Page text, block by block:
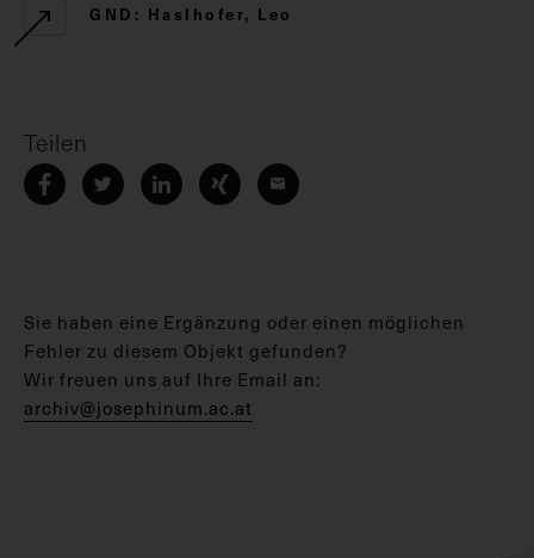
GND: Haslhofer, Leo
Teilen
Sie haben eine Ergänzung oder einen möglichen
Fehler zu diesem Objekt gefunden?
Wir freuen uns auf Ihre Email an:
archiv@josephinum.ac.at